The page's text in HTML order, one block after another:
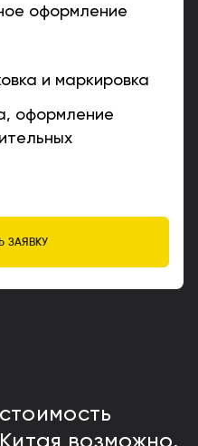
оформление
и маркировка
оформление
ЗАЯВКУ
возможно,